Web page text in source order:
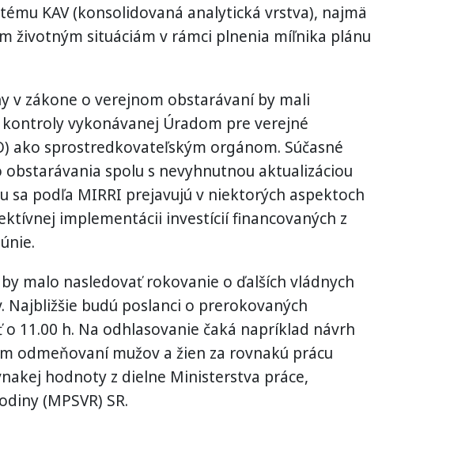
KAV (konsolidovaná analytická vrstva), najmä
životným situáciám v rámci plnenia míľnika plánu
v zákone o verejnom obstarávaní by mali
vykonávanej Úradom pre verejné
ako sprostredkovateľským orgánom. Súčasné
obstarávania spolu s nevyhnutnou aktualizáciou
sa podľa MIRRI prejavujú v niektorých aspektoch
implementácii investícií financovaných z
malo nasledovať rokovanie o ďalších vládnych
Najbližšie budú poslanci o prerokovaných
11.00 h. Na odhlasovanie čaká napríklad návrh
odmeňovaní mužov a žien za rovnakú prácu
hodnoty z dielne Ministerstva práce,
(MPSVR) SR.